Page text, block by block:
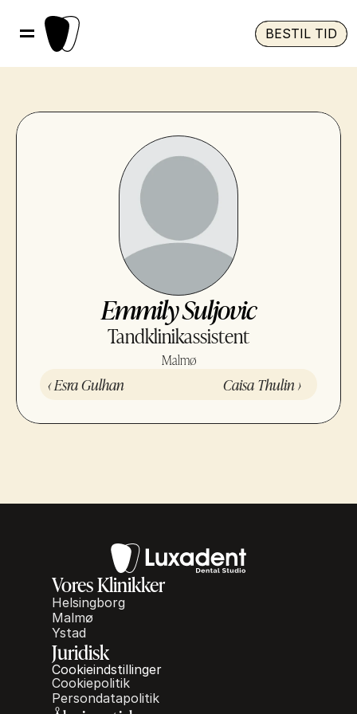
BESTIL TID
Emmily Suljovic
Tandklinikassistent
Malmø
‹ Esra Gulhan Caisa Thulin ›
Vores Klinikker
Helsingborg
Malmø
Ystad
Juridisk
Cookieindstillinger
Cookiepolitik
Persondatapolitik